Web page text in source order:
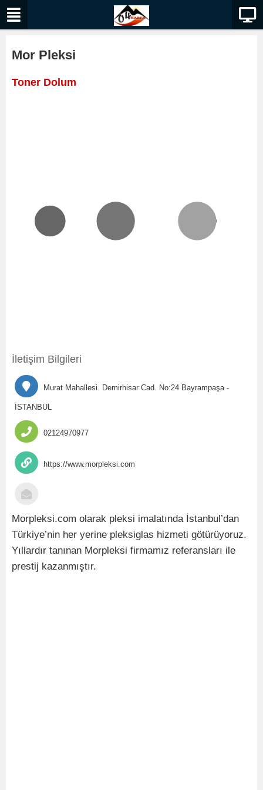
Mor Pleksi
Toner Dolum
İletişim Bilgileri
Murat Mahallesi. Demirhisar Cad. No:24 Bayrampaşa -
İSTANBUL
02124970977
https://www.morpleksi.com
Morpleksi.com olarak pleksi imalatında İstanbul’dan
Türkiye’nin her yerine pleksiglas hizmeti götürüyoruz.
Yıllardır tanınan Morpleksi firmamız referansları ile
prestij kazanmıştır.